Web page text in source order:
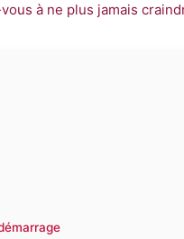
à ne plus jamais